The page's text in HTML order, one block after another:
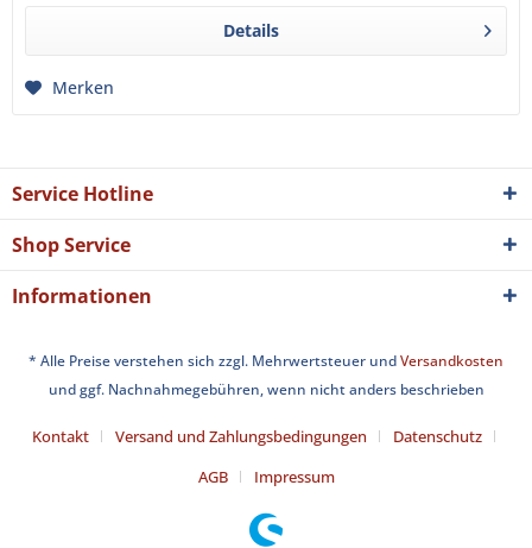
Details
Merken
Service Hotline
Shop Service
Informationen
* Alle Preise verstehen sich zzgl. Mehrwertsteuer undVersandkosten
und ggf. Nachnahmegebühren, wenn nicht anders beschrieben
Kontakt Versand und Zahlungsbedingungen
Datenschutz
AGB
Impressum